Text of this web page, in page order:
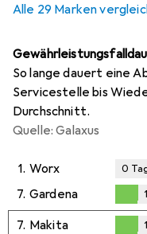
Alle 29 Marken
So lange dauert eine
Servicestelle bis
Durchschnitt.
Quelle: Galaxus
1. Worx 0
7. Gardena
1Tag
1
7. Makita 1